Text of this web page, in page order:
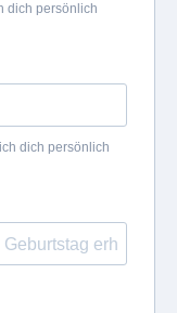
dich persönlich
dich persönlich